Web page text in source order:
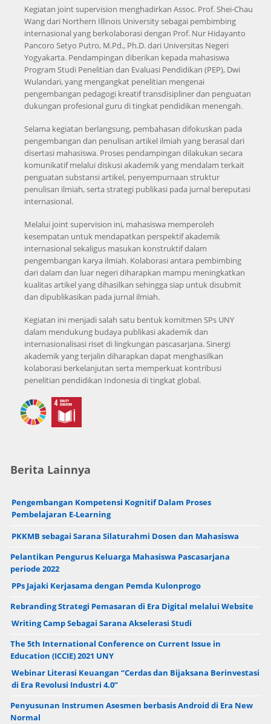
Kegiatan joint supervision menghadirkan Assoc. Prof. Shei-Chau
Wang dari Northern Illinois University sebagai pembimbing
internasional yang berkolaborasi dengan Prof. Nur Hidayanto
Pancoro Setyo Putro, M.Pd., Ph.D. dari Universitas Negeri
Yogyakarta. Pendampingan diberikan kepada mahasiswa
Program Studi Penelitian dan Evaluasi Pendidikan (PEP), Dwi
Wulandari, yang mengangkat penelitian mengenai
pengembangan pedagogi kreatif transdisipliner dan penguatan
dukungan profesional guru di tingkat pendidikan menengah.
Selama kegiatan berlangsung, pembahasan difokuskan pada
pengembangan dan penulisan artikel ilmiah yang berasal dari
disertasi mahasiswa. Proses pendampingan dilakukan secara
komunikatif melalui diskusi akademik yang mendalam terkait
penguatan substansi artikel, penyempurnaan struktur
penulisan ilmiah, serta strategi publikasi pada jurnal bereputasi
internasional.
Melalui joint supervision ini, mahasiswa memperoleh
kesempatan untuk mendapatkan perspektif akademik
internasional sekaligus masukan konstruktif dalam
pengembangan karya ilmiah. Kolaborasi antara pembimbing
dari dalam dan luar negeri diharapkan mampu meningkatkan
kualitas artikel yang dihasilkan sehingga siap untuk disubmit
dan dipublikasikan pada jurnal ilmiah.
Kegiatan ini menjadi salah satu bentuk komitmen SPs UNY
dalam mendukung budaya publikasi akademik dan
internasionalisasi riset di lingkungan pascasarjana. Sinergi
akademik yang terjalin diharapkan dapat menghasilkan
kolaborasi berkelanjutan serta memperkuat kontribusi
penelitian pendidikan Indonesia di tingkat global.
Berita Lainnya
Pengembangan Kompetensi Kognitif Dalam Proses
Pembelajaran E-Learning
PKKMB sebagai Sarana Silaturahmi Dosen dan Mahasiswa
Pelantikan Pengurus Keluarga Mahasiswa Pascasarjana
periode 2022
PPs Jajaki Kerjasama dengan Pemda Kulonprogo
Rebranding Strategi Pemasaran di Era Digital melalui Website
Writing Camp Sebagai Sarana Akselerasi Studi
The 5th International Conference on Current Issue in
Education (ICCIE) 2021 UNY
Webinar Literasi Keuangan “Cerdas dan Bijaksana Berinvestasi
di Era Revolusi Industri 4.0”
Penyusunan Instrumen Asesmen berbasis Android di Era New
Normal